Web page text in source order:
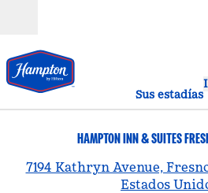
Sus estadías
HAMPTON INN & SUITES
7194 Kathryn Avenue,
Estados